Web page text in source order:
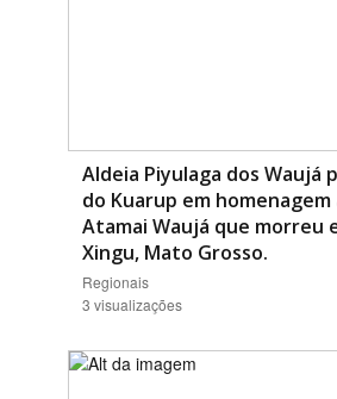
Aldeia Piyulaga dos Waujá
do Kuarup em homenagem
Atamai Waujá que morreu
Xingu, Mato Grosso.
Regionais
3 visualizações